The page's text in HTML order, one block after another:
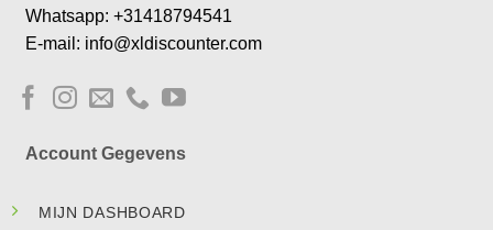
Whatsapp: +31418794541
E-mail: info@xldiscounter.com
Account Gegevens
MIJN DASHBOARD